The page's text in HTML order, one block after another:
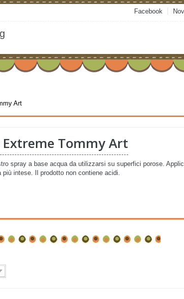
Facebook
Art
Tommy Art
spray a base acqua da utilizzarsi su superfici porose.
più intese. Il prodotto non contiene acidi.